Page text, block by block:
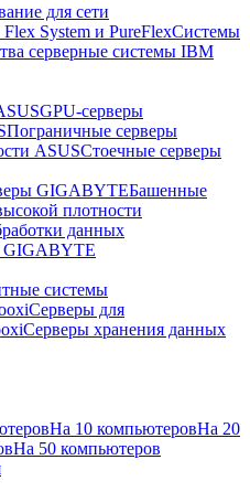
для сети
System и PureFlexСистемы
серверные системы IBM
GPU-серверы
Пограничные серверы
ASUSСтоечные серверы
GIGABYTEБашенные
плотности
данных
GIGABYTE
системы
Серверы для
Серверы хранения данных
На 10 компьютеровНа 20
На 50 компьютеров